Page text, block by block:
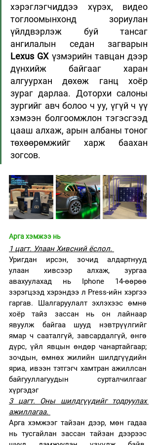
хэрэглэгчиддээ хүрэх, видео
тоглоомынхонд зориулан
үйлдвэрлэж буй тансаг
Lexus GX үзмэрийн тавцан дээр
дүнхийж байгааг харан
алгуурхан дөхөж ганц хоёр
зураг дарлаа. Доторхи салоны
зургийг авч болоо ч уу, үгүй ч үү
хэмээн болгоомжлон тэгэсгээд
цааш алхаж, арын албаны тоног
төхөөрөмжийг харж баахан
зогсов.
Арга хэмжээ нь
1 цагт. Улаан Хивсний ёслол.
Уригдан ирсэн, зочид алдартнууд
улаан хивсээр алхаж, зургаа
авахуулахад нь Iphone 14-өөрөө
зэрэгцээд хэрэндээ л Press-ийн хэргээ
гаргав. Шалгаруулалт эхлэхээс өмнө
хоёр тайз зассан нь он лайнаар
явуулж байгаа шууд нэвтрүүлгийг
ямар ч сааталгүй, завсардалгүй, өнгө
дүрс, үйл явцын өндөр чанартайгаар;
зочдын, өмнөх жилийн шилдгүүдийн
яриа, ивээн тэтгэгч хамтран ажиллсан
байгууллагуудын сурталчилгааг
хүргэдэг
3 цагт. Оны шилдгүүдийг тодруулах
ажиллагаа.
Арга хэмжээг тайзан дээр, мөн гадаа
нь тусгайлан зассан тайзан дээрээс